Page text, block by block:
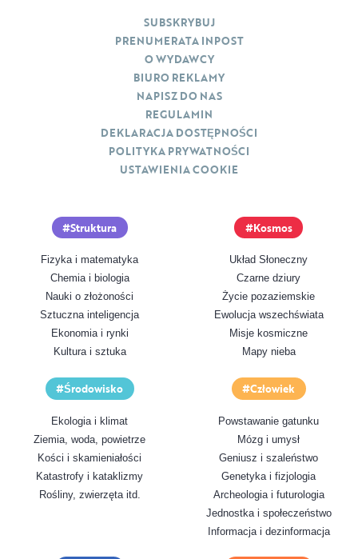
Struktura
Fizyka i matematyka
Chemia i biologia
Nauki o złożoności
Sztuczna inteligencja
Ekonomia i rynki
Kultura i sztuka
Kosmos
Układ Słoneczny
Czarne dziury
Życie pozaziemskie
Ewolucja wszechświata
Misje kosmiczne
Mapy nieba
Środowisko
Ekologia i klimat
Ziemia, woda, powietrze
Kości i skamieniałości
Katastrofy i kataklizmy
Rośliny, zwierzęta itd.
Człowiek
Powstawanie gatunku
Mózg i umysł
Geniusz i szaleństwo
Genetyka i fizjologia
Archeologia i futurologia
Jednostka i społeczeństwo
Informacja i dezinformacja
SUBSKRYBUJ
PRENUMERATA INPOST
O WYDAWCY
BIURO REKLAMY
NAPISZ DO NAS
REGULAMIN
DEKLARACJA DOSTĘPNOŚCI
POLITYKA PRYWATNOŚCI
USTAWIENIA COOKIE